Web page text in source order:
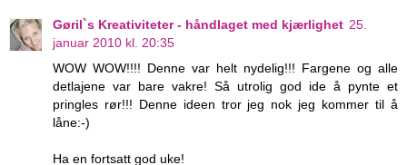
Gøril`s Kreativiteter - håndlaget med kjærlighet 25.
januar 2010 kl. 20:35
WOW WOW!!!! Denne var helt nydelig!!! Fargene og alle
detlajene var bare vakre! Så utrolig god ide å pynte et
pringles rør!!! Denne ideen tror jeg nok jeg kommer til å
låne:-)
Ha en fortsatt god uke!